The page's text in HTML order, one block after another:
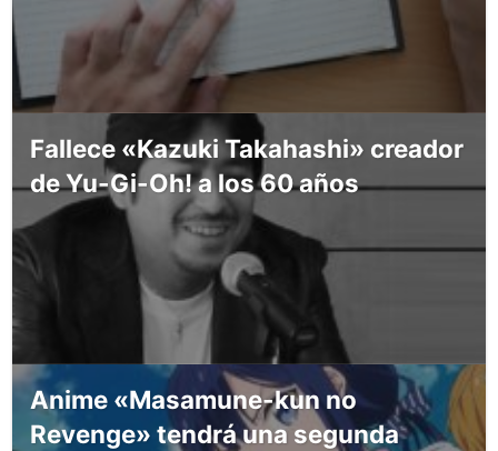
Fallece «Kazuki Takahashi» creador
de Yu-Gi-Oh! a los 60 años
Anime «Masamune-kun no
Revenge» tendrá una segunda